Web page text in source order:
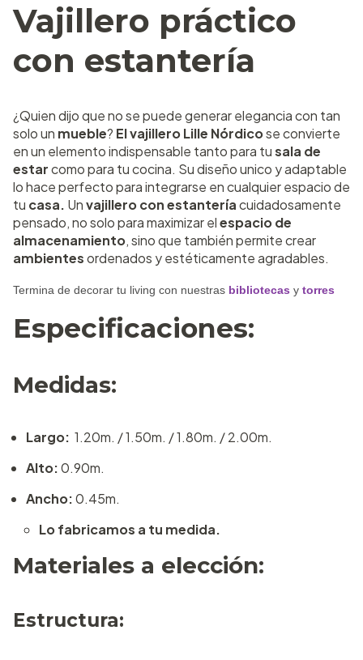
Vajillero práctico
con estantería
¿Quien dijo que no se puede generar elegancia con tan
solo un mueble? El vajillero Lille Nórdicose convierte
en un elemento indispensable tanto para tusala de
estarcomo para tu cocina. Su diseño unico y adaptable
lo hace perfecto para integrarse en cualquier espacio de
tu casa. Unvajillero con estanteríacuidadosamente
pensado, no solo para maximizar elespacio de
almacenamiento, sino que también permite crear
ambientesordenados y estéticamente agradables.
Termina de decorar tu living con nuestras bibliotecas y torres
Especificaciones:
Medidas:
Largo: 1.20m. / 1.50m. / 1.80m. / 2.00m.
Alto:0.90m.
Ancho:0.45m.
Lo fabricamos a tu medida.
Materiales a elección:
Estructura: